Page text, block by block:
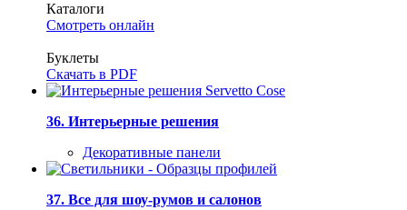
Каталоги
Смотреть онлайн
Буклеты
Скачать в PDF
36. Интерьерные решения
Декоративные панели
37. Все для шоу-румов и салонов